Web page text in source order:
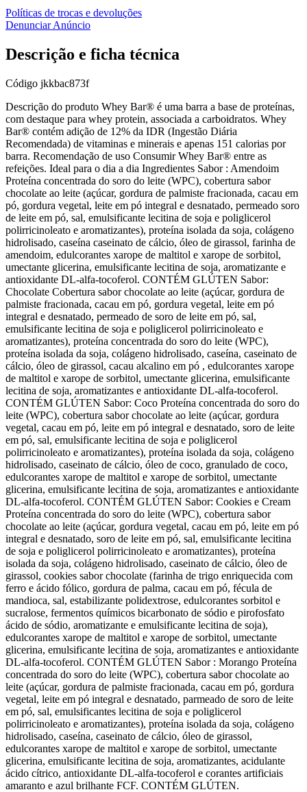
Políticas de trocas e devoluções
Denunciar Anúncio
Descrição e ficha técnica
Código jkkbac873f
Descrição do produto Whey Bar® é uma barra a base de proteínas,
com destaque para whey protein, associada a carboidratos. Whey
Bar® contém adição de 12% da IDR (Ingestão Diária
Recomendada) de vitaminas e minerais e apenas 151 calorias por
barra. Recomendação de uso Consumir Whey Bar® entre as
refeições. Ideal para o dia a dia Ingredientes Sabor : Amendoim
Proteína concentrada do soro do leite (WPC), cobertura sabor
chocolate ao leite (açúcar, gordura de palmiste fracionada, cacau em
pó, gordura vegetal, leite em pó integral e desnatado, permeado soro
de leite em pó, sal, emulsificante lecitina de soja e poliglicerol
polirricinoleato e aromatizantes), proteína isolada da soja, colágeno
hidrolisado, caseína caseinato de cálcio, óleo de girassol, farinha de
amendoim, edulcorantes xarope de maltitol e xarope de sorbitol,
umectante glicerina, emulsificante lecitina de soja, aromatizante e
antioxidante DL-alfa-tocoferol. CONTÉM GLÚTEN Sabor:
Chocolate Cobertura sabor chocolate ao leite (açúcar, gordura de
palmiste fracionada, cacau em pó, gordura vegetal, leite em pó
integral e desnatado, permeado de soro de leite em pó, sal,
emulsificante lecitina de soja e poliglicerol polirricinoleato e
aromatizantes), proteína concentrada do soro do leite (WPC),
proteína isolada da soja, colágeno hidrolisado, caseína, caseinato de
cálcio, óleo de girassol, cacau alcalino em pó , edulcorantes xarope
de maltitol e xarope de sorbitol, umectante glicerina, emulsificante
lecitina de soja, aromatizantes e antioxidante DL-alfa-tocoferol.
CONTÉM GLÚTEN Sabor: Coco Proteína concentrada do soro do
leite (WPC), cobertura sabor chocolate ao leite (açúcar, gordura
vegetal, cacau em pó, leite em pó integral e desnatado, soro de leite
em pó, sal, emulsificante lecitina de soja e poliglicerol
polirricinoleato e aromatizantes), proteína isolada da soja, colágeno
hidrolisado, caseinato de cálcio, óleo de coco, granulado de coco,
edulcorantes xarope de maltitol e xarope de sorbitol, umectante
glicerina, emulsificante lecitina de soja, aromatizantes e antioxidante
DL-alfa-tocoferol. CONTÉM GLÚTEN Sabor: Cookies e Cream
Proteína concentrada do soro do leite (WPC), cobertura sabor
chocolate ao leite (açúcar, gordura vegetal, cacau em pó, leite em pó
integral e desnatado, soro de leite em pó, sal, emulsificante lecitina
de soja e poliglicerol polirricinoleato e aromatizantes), proteína
isolada da soja, colágeno hidrolisado, caseinato de cálcio, óleo de
girassol, cookies sabor chocolate (farinha de trigo enriquecida com
ferro e ácido fólico, gordura de palma, cacau em pó, fécula de
mandioca, sal, estabilizante polidextrose, edulcorantes sorbitol e
sucralose, fermentos químicos bicarbonato de sódio e pirofosfato
ácido de sódio, aromatizante e emulsificante lecitina de soja),
edulcorantes xarope de maltitol e xarope de sorbitol, umectante
glicerina, emulsificante lecitina de soja, aromatizantes e antioxidante
DL-alfa-tocoferol. CONTÉM GLÚTEN Sabor : Morango Proteína
concentrada do soro do leite (WPC), cobertura sabor chocolate ao
leite (açúcar, gordura de palmiste fracionada, cacau em pó, gordura
vegetal, leite em pó integral e desnatado, parmeado de soro de leite
em pó, sal, emulsificantes lecitina de soja e poliglicerol
polirricinoleato e aromatizantes), proteína isolada da soja, colágeno
hidrolisado, caseína, caseinato de cálcio, óleo de girassol,
edulcorantes xarope de maltitol e xarope de sorbitol, umectante
glicerina, emulsificante lecitina de soja, aromatizantes, acidulante
ácido cítrico, antioxidante DL-alfa-tocoferol e corantes artificiais
amaranto e azul brilhante FCF. CONTÉM GLÚTEN.